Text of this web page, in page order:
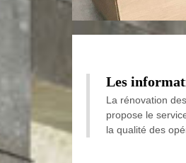
Les
La rénovation
propose le
la qualité des